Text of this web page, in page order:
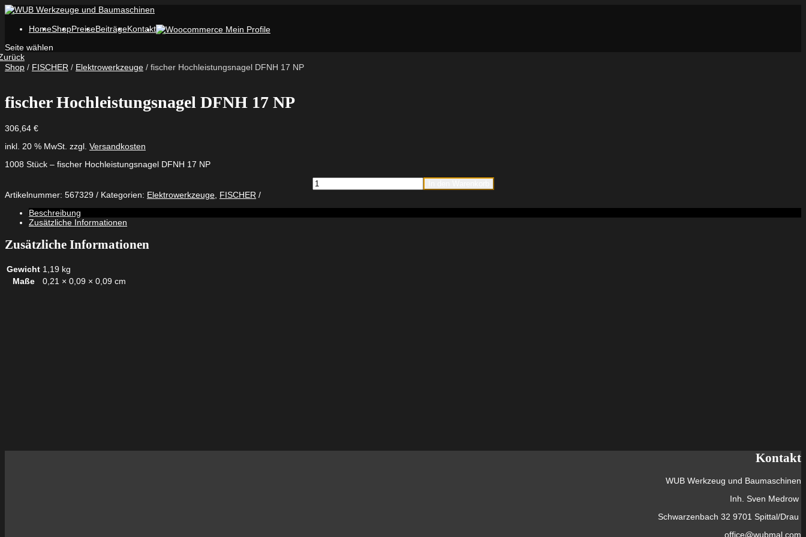
HomeShopPreiseBeiträgeKontakt
Seite wählen
Shop / FISCHER / Elektrowerkzeuge / fischer Hochleistungsnagel DFNH 17 NP
fischer Hochleistungsnagel DFNH 17 NP
306,64 €
inkl. 20 % MwSt. zzgl. Versandkosten
1008 Stück – fischer Hochleistungsnagel DFNH 17 NP
fischer
Hochleistungsnagel
17
NP
Artikelnummer: 567329 Kategorien: Elektrowerkzeuge FISCHER
Beschreibung
Zusätzliche Informationen
Zusätzliche Informationen
Gewicht 1,19 kg
Maße
0,21 × 0,09 × 0,09 cm
Kontakt
WUB Werkzeug und Baumaschinen
Inh. Sven Medrow
Schwarzenbach 32 9701 Spittal/Drau
office@wubmal.com